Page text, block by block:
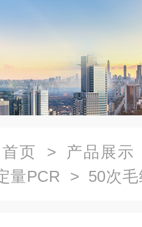
首页 > 产品展示
量PCR > 50次毛